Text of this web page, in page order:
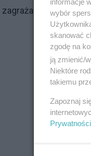
ich życiu” -
wybór
skanować
zgodę na
ją zmienić/
Niektóre
takiemu
Zapoznaj
Prywatności